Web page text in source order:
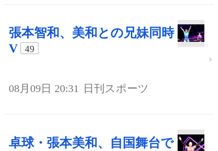
張本智和、美和との兄妹同時
V
49
08月09日 20:31 日刊スポーツ
卓球・張本美和、自国舞台で